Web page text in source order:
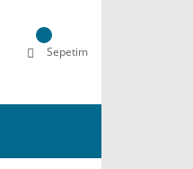
Sepetim